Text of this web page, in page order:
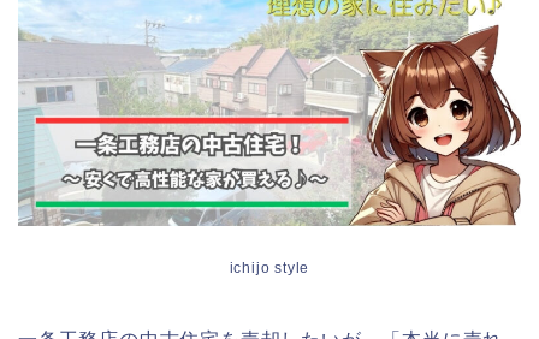
ichijo style